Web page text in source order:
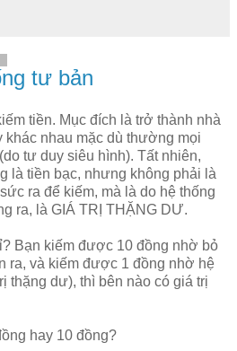
tư bản
tiền. Mục đích là trở thành nhà
khác nhau mặc dù thường mọi
tư duy siêu hình). Tất nhiên,
là tiền bạc, nhưng không phải là
ra để kiếm, mà là do hệ thống
ra, là GIÁ TRỊ THẶNG DƯ.
Bạn kiếm được 10 đồng nhờ bỏ
ra, và kiếm được 1 đồng nhờ hệ
thặng dư), thì bên nào có giá trị
hay 10 đồng?